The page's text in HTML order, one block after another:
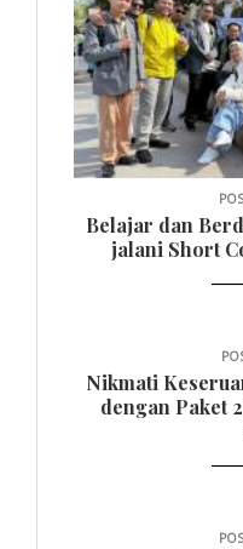
Belajar dan
jalani Short
Nikmati
dengan Paket